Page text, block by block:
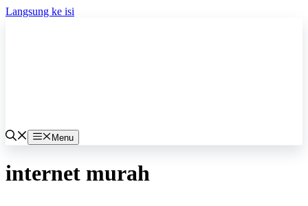
Langsung ke isi
Menu
internet murah